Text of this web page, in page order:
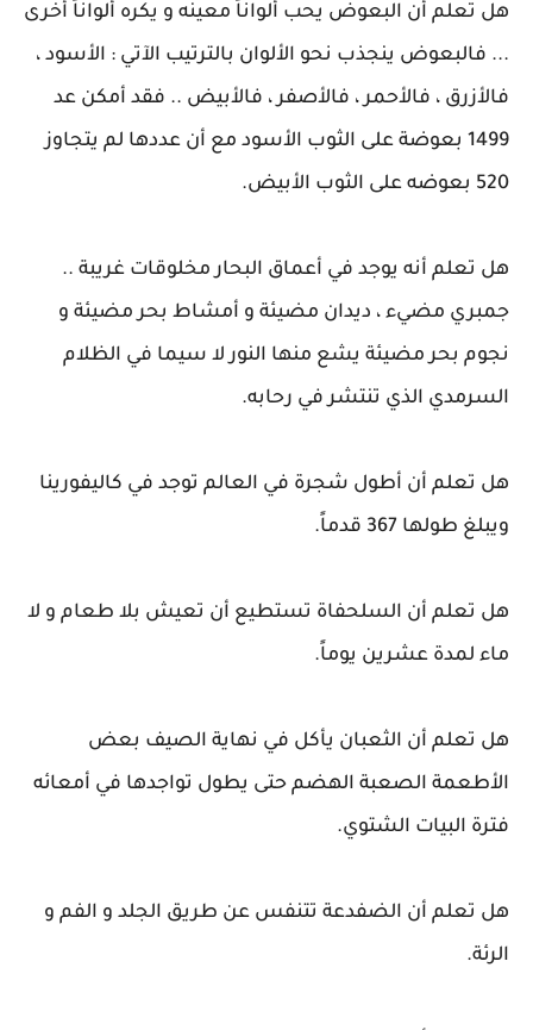
هل تعلم أن البعوض يحب ألواناً معينه و يكره ألواناً أخرى
... فالبعوض ينجذب نحو الألوان بالترتيب الآتي : الأسود ،
فالأزرق ، فالأحمر ، فالأصفر ، فالأبيض .. فقد أمكن عد
1499 بعوضة على الثوب الأسود مع أن عددها لم يتجاوز
520 بعوضه على الثوب الأبيض.
هل تعلم أنه يوجد في أعماق البحار مخلوقات غريبة ..
جمبري مضيء ، ديدان مضيئة و أمشاط بحر مضيئة و
نجوم بحر مضيئة يشع منها النور لا سيما في الظلام
السرمدي الذي تنتشر في رحابه.
هل تعلم أن أطول شجرة في العالم توجد في كاليفورينا
ويبلغ طولها 367 قدماً.
هل تعلم أن السلحفاة تستطيع أن تعيش بلا طعام و لا
ماء لمدة عشرين يوماً.
هل تعلم أن الثعبان يأكل في نهاية الصيف بعض
الأطعمة الصعبة الهضم حتى يطول تواجدها في أمعائه
فترة البيات الشتوي.
هل تعلم أن الضفدعة تتنفس عن طريق الجلد و الفم و
الرئة.